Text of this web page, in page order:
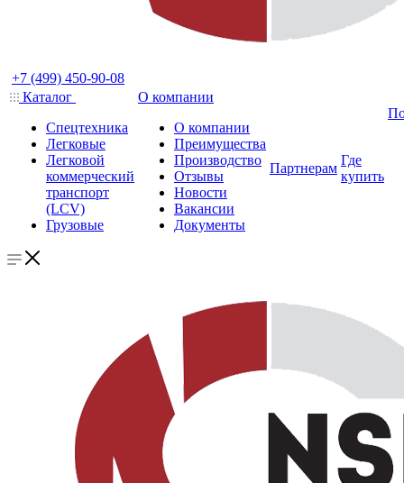
+7 (499) 450-90-08
Каталог
Спецтехника
Легковые
Легковой
коммерческий
транспорт
(LCV)
Грузовые
О компании
О компании
Преимущества
Производство
Отзывы
Новости
Вакансии
Документы
Партнерам
Где
купить